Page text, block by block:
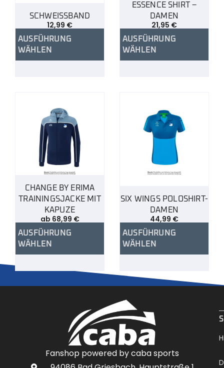
SCHWEISSBAND
12,99 €
AUSFÜHRUNG
WÄHLEN
ESSENCE SHIRT –
DAMEN
21,95 €
AUSFÜHRUNG
WÄHLEN
CHANGE BY ERIMA
TRAININGSJACKE MIT
KAPUZE
ab 68,99 €
AUSFÜHRUNG
WÄHLEN
SIX WINGS POLOSHIRT-
DAMEN
44,99 €
AUSFÜHRUNG
WÄHLEN
Fanshop powered by caba sports